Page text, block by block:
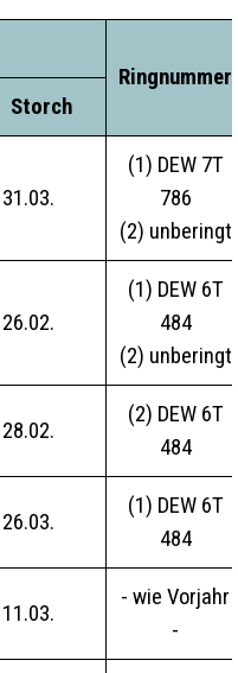
Ringnummer
Storch
31.03.
(1) DEW 7T
786
(2) unberingt
26.02.
(1) DEW 6T
484
(2) unberingt
28.02.
(2) DEW 6T
484
26.03.
(1) DEW 6T
484
11.03.
- wie Vorjahr
-